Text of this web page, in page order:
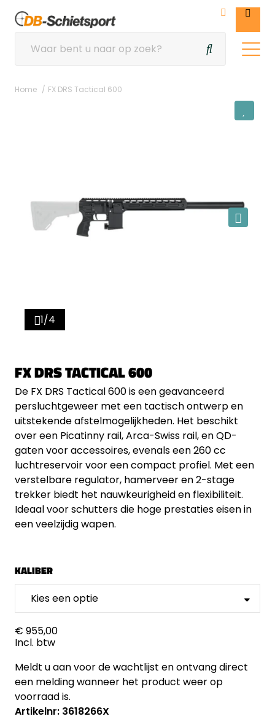
Home FX DRS Tactical 600
1/4
FX DRS TACTICAL 600
De FX DRS Tactical 600 is een geavanceerd
persluchtgeweer met een tactisch ontwerp en
uitstekende afstelmogelijkheden. Het beschikt
over een Picatinny rail, Arca-Swiss rail, en QD-
gaten voor accessoires, evenals een 260 cc
luchtreservoir voor een compact profiel. Met een
verstelbare regulator, hamerveer en 2-stage
trekker biedt het nauwkeurigheid en flexibiliteit.
Ideaal voor schutters die hoge prestaties eisen in
een veelzijdig wapen.
KALIBER
€ 955,00
Incl. btw
Meldt u aan voor de wachtlijst en ontvang direct
een melding wanneer het product weer op
voorraad is.
Artikelnr: 3618266X